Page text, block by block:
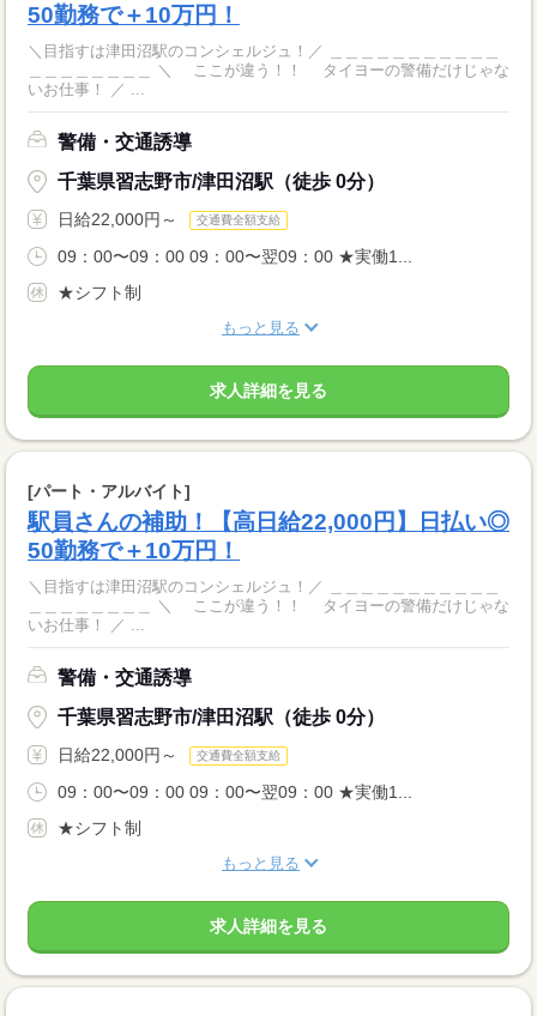
50勤務で＋10万円！
＼目指すは津田沼駅のコンシェルジュ！／ ＿＿＿＿＿＿＿＿＿＿＿
いお仕事！ ／ ...
警備・交通誘導
千葉県習志野市/津田沼駅（徒歩 0分）
日給22,000円～ 交通費全額支給
09：00〜09：00 09：00〜翌09：00 ★実働1...
★シフト制
もっと見る
求人詳細を見る
[パート・アルバイト]
駅員さんの補助！【高日給22,000円】日払い◎
50勤務で＋10万円！
＼目指すは津田沼駅のコンシェルジュ！／ ＿＿＿＿＿＿＿＿＿＿＿
いお仕事！ ／ ...
警備・交通誘導
千葉県習志野市/津田沼駅（徒歩 0分）
日給22,000円～ 交通費全額支給
09：00〜09：00 09：00〜翌09：00 ★実働1...
★シフト制
もっと見る
求人詳細を見る